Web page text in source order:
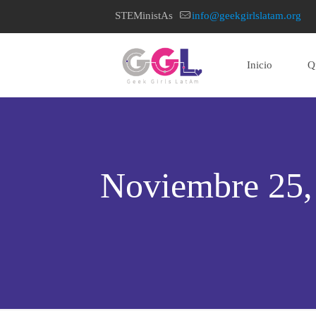
STEMinistAs info@geekgirlslatam.org
Inicio
Noviembre